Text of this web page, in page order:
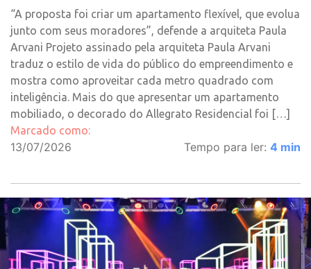
“A proposta foi criar um apartamento flexível, que evolua
junto com seus moradores”, defende a arquiteta Paula
Arvani Projeto assinado pela arquiteta Paula Arvani
traduz o estilo de vida do público do empreendimento e
mostra como aproveitar cada metro quadrado com
inteligência. Mais do que apresentar um apartamento
mobiliado, o decorado do Allegrato Residencial foi […]
Marcado como:
13/07/2026 Tempo para ler: 4 min